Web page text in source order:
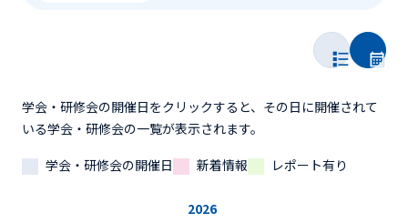
学会・研修会の開催日をクリックすると、その日に開催されて
いる学会・研修会の一覧が表示されます。
学会・研修会の開催日
新着情報 レポート有り
2026